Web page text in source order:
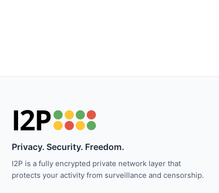
Privacy. Security. Freedom.
I2P is a fully encrypted private network layer that
protects your activity from surveillance and censorship.